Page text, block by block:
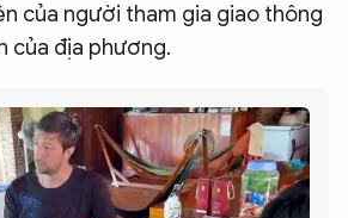
của người tham gia giao thông
của địa phương.